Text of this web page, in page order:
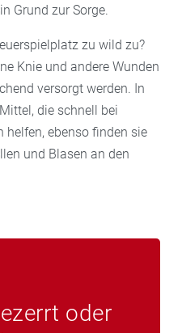
Grund zur Sorge.
zu wild zu?
Knie und andere Wunden
versorgt werden. In
die schnell bei
helfen, ebenso finden sie
und Blasen an den
oder